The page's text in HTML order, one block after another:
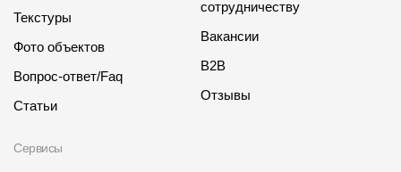
Текстуры
Фото объектов
Вопрос-ответ/Faq
Статьи
Сервисы
сотрудничеству
Вакансии
B2B
Отзывы